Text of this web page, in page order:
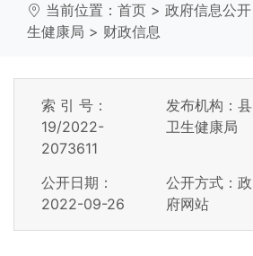
当前位置： 首页 > 政府信息公开
生健康局 > 财政信息
索 引 号：
19/2022-
2073611
发布机构：县
卫生健康局
公开日期：
2022-09-26
公开方式：政
府网站